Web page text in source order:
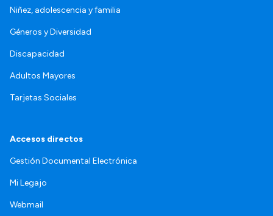
Niñez, adolescencia y familia
Géneros y Diversidad
Discapacidad
Adultos Mayores
Tarjetas Sociales
Accesos directos
Gestión Documental Electrónica
Mi Legajo
Webmail